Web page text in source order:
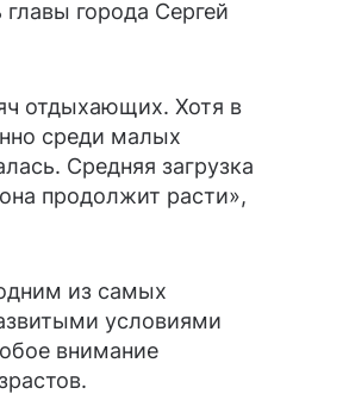
города Сергей
отдыхающих. Хотя в
среди малых
Средняя загрузка
продолжит расти»,
из самых
условиями
внимание